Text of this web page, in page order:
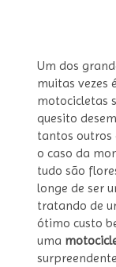
Um dos
muitas vezes
motocicletas
quesito
tantos outros
o caso da
tudo são
longe de ser
tratando de
ótimo custo
uma